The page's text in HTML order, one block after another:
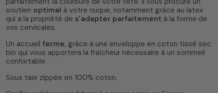
soutien optimal à votre nuque, notamment grâce au latex
qui a la propriété de s'adapter parfaitement à la forme de
vos cervicales.
Un accueil ferme, grâce à une enveloppe en coton tissé sec
bio qui vous apportera la fraîcheur nécessaire à un sommeil
confortable.
Sous taie zippée en 100% coton.